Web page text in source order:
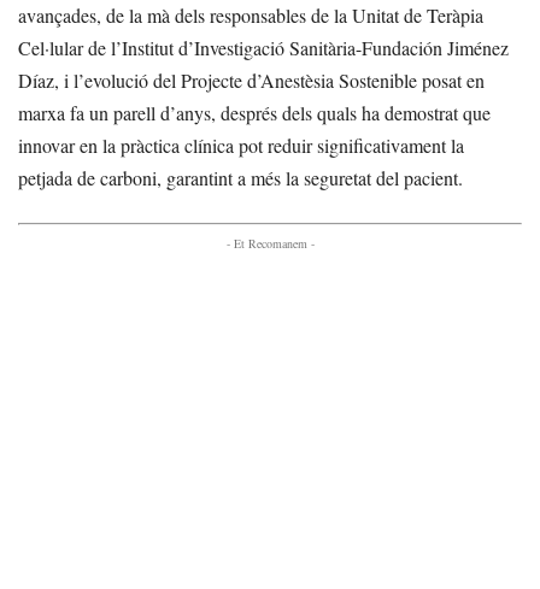
avançades, de la mà dels responsables de la Unitat de Teràpia
Cel·lular de l’Institut d’Investigació Sanitària-Fundación Jiménez
Díaz, i l’evolució del Projecte d’Anestèsia Sostenible posat en
marxa fa un parell d’anys, després dels quals ha demostrat que
innovar en la pràctica clínica pot reduir significativament la
petjada de carboni, garantint a més la seguretat del pacient.
- Et Recomanem -